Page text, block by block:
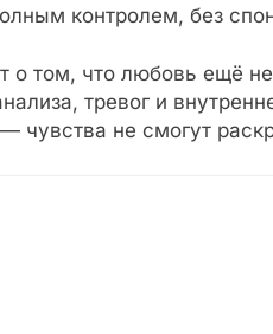
контролем, без
о том, что любовь ещё
тревог и
чувства не смогут